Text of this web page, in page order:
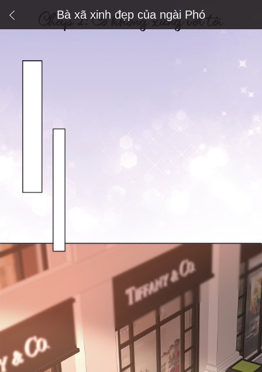
Bà xã xinh đẹp của ngài Phó